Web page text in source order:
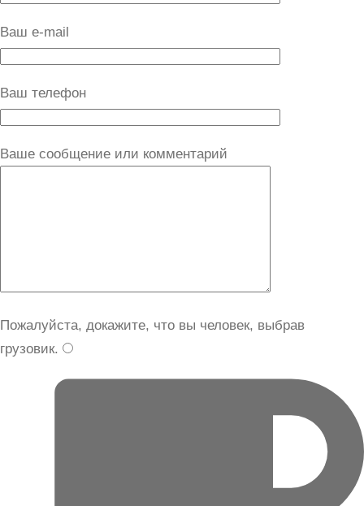
Ваш e-mail
Ваш телефон
Ваше сообщение или комментарий
Пожалуйста, докажите, что вы человек, выбрав
грузовик.